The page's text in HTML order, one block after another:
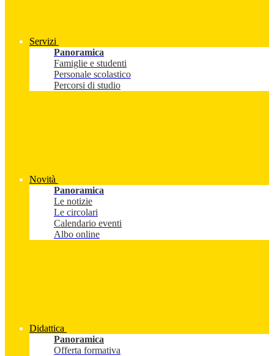
Servizi
Panoramica
Famiglie e studenti
Personale scolastico
Percorsi di studio
Novità
Panoramica
Le notizie
Le circolari
Calendario eventi
Albo online
Didattica
Panoramica
Offerta formativa